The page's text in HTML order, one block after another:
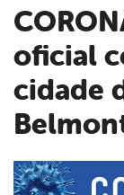
CORONAVÍRUS: Boletim
oficial
cidade